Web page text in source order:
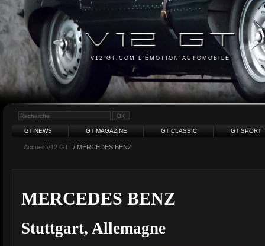
V12 GT.COM L'ÉMOTION AUTOMOBILE
GT NEWS GT MAGAZINE GT CLASSIC GT SPORT
Accueil V12 GT / MERCEDES BENZ
MERCEDES BENZ
Stuttgart, Allemagne